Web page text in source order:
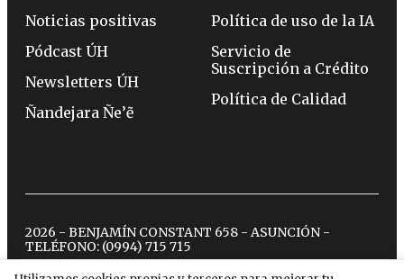
Noticias positivas
Pódcast ÚH
Newsletters ÚH
Ñandejara Ñe’ẽ
Política de uso de la IA
Servicio de
Suscripción a Crédito
Política de Calidad
2026 - BENJAMÍN CONSTANT 658 - ASUNCIÓN -
TELÉFONO: (0994) 715 715